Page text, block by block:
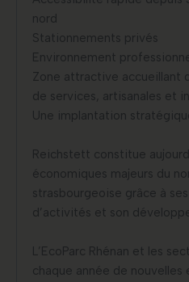
nord
Stationnements privés
Environnement
Zone attractive accueillant
de services, artisanales et
Une implantation
Reichstett constitue
économiques majeurs du
strasbourgeoise grâce à
d’activités et son
L’EcoParc Rhénan et les
chaque année de nouvelles